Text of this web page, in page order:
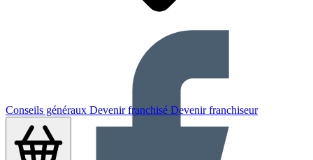
Conseils généraux Devenir franchisé Devenir franchiseur